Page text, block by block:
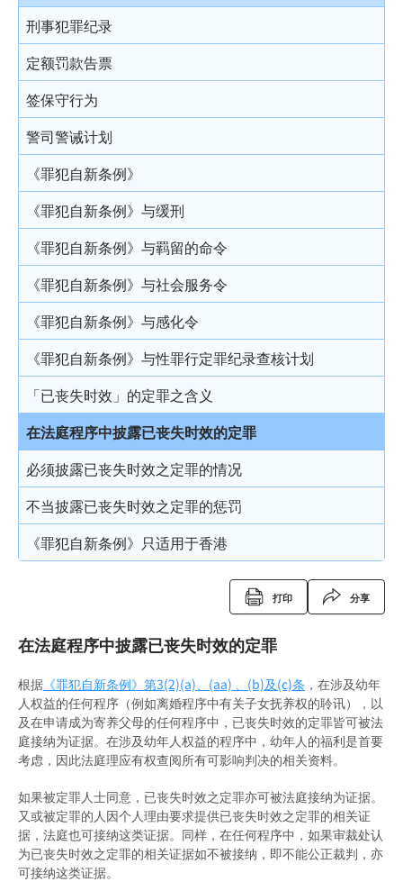
不认罪
审讯
结案陈词及裁决
由陪审团审讯
上诉
判刑
拒绝与警方合作的后果
拘捕
被捕后的权利
扣留被捕人士
录取供词
被捕人士保释
在警署及法庭分隔少年人
投诉警察
免费法律谘询计划
免费法律谘询计划——不提供服务的案件类别
电话法律谘询计划
无助证人 / 易受伤害的证人
录影纪录证据
以电视直播联系提供证据
书面供词
监禁
缓刑
社会服务令
感化令
劳教中心
教导所
更生中心
感化院
羁留院
医院令
戒毒所令
罚款
补偿令
复还令
没收
有条件或无条件释放
针对家长或监护人的命令
警司警诫
删除刑事案底
刑事犯罪纪录
定额罚款告票
签保守行为
警司警诫计划
《罪犯自新条例》
《罪犯自新条例》与缓刑
《罪犯自新条例》与羁留的命令
《罪犯自新条例》与社会服务令
《罪犯自新条例》与感化令
《罪犯自新条例》与性罪行定罪纪录查核计划
「已丧失时效」的定罪之含义
在法庭程序中披露已丧失时效的定罪
必须披露已丧失时效之定罪的情况
不当披露已丧失时效之定罪的惩罚
《罪犯自新条例》只适用于香港
打印 分享
在法庭程序中披露已丧失时效的定罪
根据 《罪犯自新条例》 第3(2)(a)、(aa) 、(b)及(c)条 ，在涉及幼年
人权益的任何程序（例如离婚程序中有关子女抚养权的聆讯），以
及在申请成为寄养父母的任何程序中，已丧失时效的定罪皆可被法
庭接纳为证据。在涉及幼年人权益的程序中，幼年人的福利是首要
考虑，因此法庭理应有权查阅所有可影响判决的相关资料。
如果被定罪人士同意，已丧失时效之定罪亦可被法庭接纳为证据。
又或被定罪的人因个人理由要求提供已丧失时效之定罪的相关证
据，法庭也可接纳这类证据。同样，在任何程序中，如果审裁处认
为已丧失时效之定罪的相关证据如不被接纳，即不能公正裁判，亦
可接纳这类证据。